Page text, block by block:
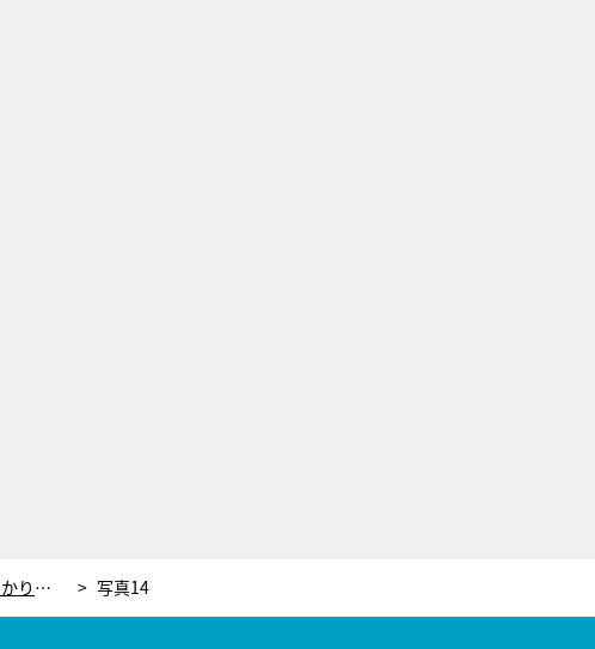
蛯原友里「ビックリしました～」 “しっかりと汚れが落ちる”クレンジング＆洗顔術 写真14